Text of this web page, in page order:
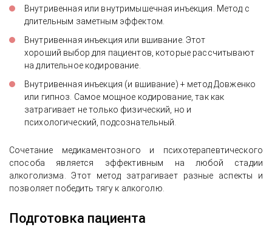
Внутривенная или внутримышечная инъекция. Метод с
длительным заметным эффектом.
Внутривенная инъекция или вшивание. Этот
хороший выбор для пациентов, которые рассчитывают
на длительное кодирование.
Внутривенная инъекция (и вшивание) + метод Довженко
или гипноз. Самое мощное кодирование, так как
затрагивает не только физический, но и
психологический, подсознательный.
Сочетание медикаментозного и психотерапевтического
способа является эффективным на любой стадии
алкоголизма. Этот метод затрагивает разные аспекты и
позволяет победить тягу к алкоголю.
Подготовка пациента